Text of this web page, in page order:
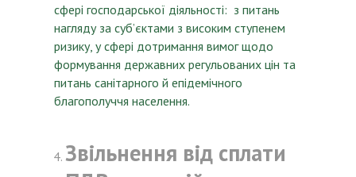
сфері господарської діяльності: з питань
нагляду за суб’єктами з високим ступенем
ризику, у сфері дотримання вимог щодо
формування державних регульованих цін та
питань санітарного й епідемічного
благополуччя населення.
Звільнення від сплати